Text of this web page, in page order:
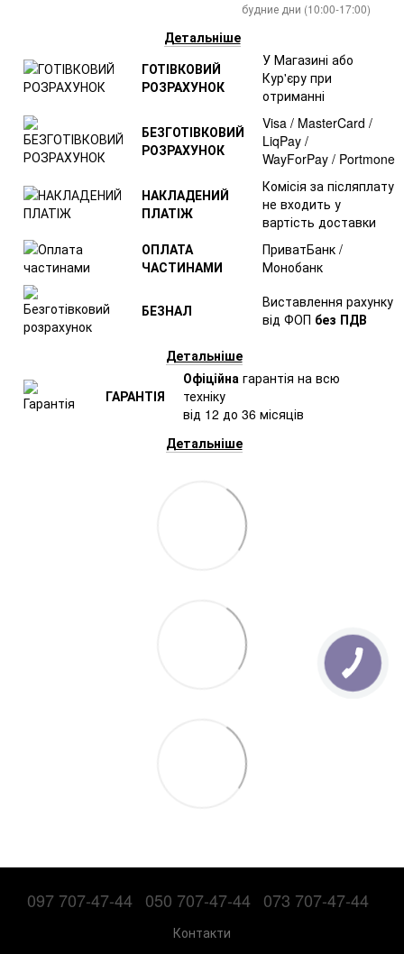
будние дни (10:00-17:00)
Детальніше
ГОТІВКОВИЙ
РОЗРАХУНОК
У Магазині або
Кур'єру при
отриманні
БЕЗГОТІВКОВИЙ
РОЗРАХУНОК
Visa / MasterCard /
LiqPay /
WayForPay / Portmone
НАКЛАДЕНИЙ
ПЛАТІЖ
Комісія за післяплату
не входить у
вартість доставки
ОПЛАТА
ЧАСТИНАМИ
ПриватБанк /
Монобанк
БЕЗНАЛ
Виставлення рахунку
від ФОП без ПДВ
Детальніше
ГАРАНТІЯ
Офіційна гарантія на всю
техніку
від 12 до 36 місяців
Детальніше
097 707-47-44 050 707-47-44 073 707-47-44
Контакти